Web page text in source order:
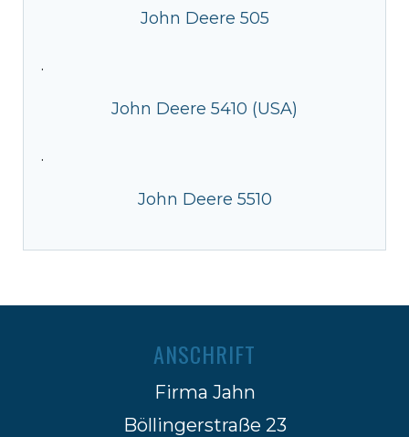
John Deere 505
·
John Deere 5410 (USA)
·
John Deere 5510
ANSCHRIFT
Firma Jahn
Böllingerstraße 23